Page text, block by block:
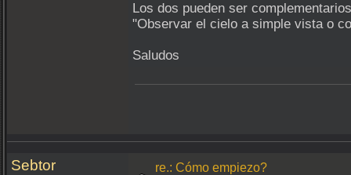
Los dos pueden ser
"Observar el cielo a simple vista o
Saludos
Sebtor re.: Cómo empiezo?